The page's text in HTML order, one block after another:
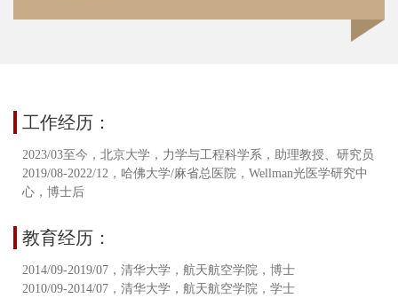
工作经历：
2023/03至今，北京大学，力学与工程科学系，助理教授、研究员
2019/08-2022/12，哈佛大学/麻省总医院，Wellman光医学研究中
心，博士后
教育经历：
2014/09-2019/07，清华大学，航天航空学院，博士
2010/09-2014/07，清华大学，航天航空学院，学士